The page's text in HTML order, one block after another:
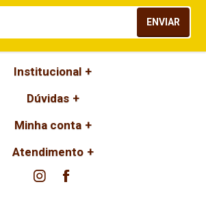
ENVIAR
Institucional
Dúvidas
Minha conta
Atendimento